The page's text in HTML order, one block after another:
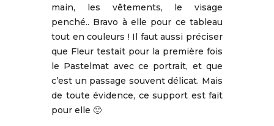
main, les vêtements, le visage
penché.. Bravo à elle pour ce tableau
tout en couleurs ! Il faut aussi préciser
que Fleur testait pour la première fois
le Pastelmat avec ce portrait, et que
c’est un passage souvent délicat. Mais
de toute évidence, ce support est fait
pour elle 🙂